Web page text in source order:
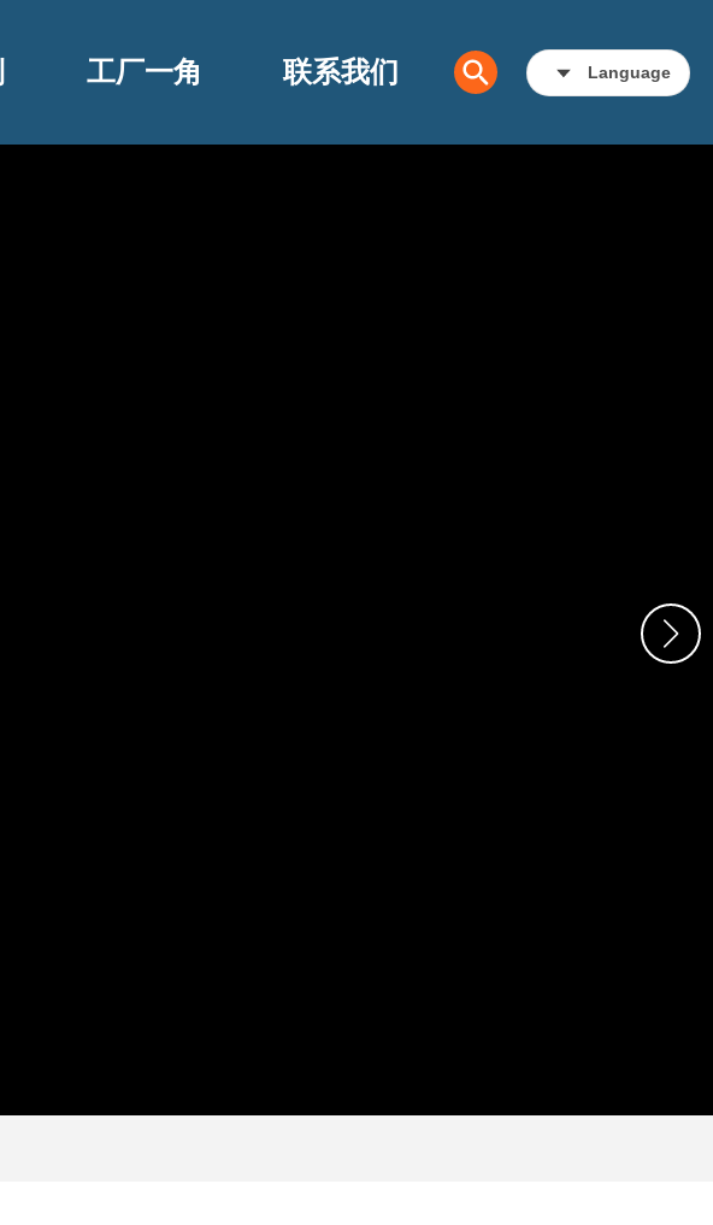
工厂一角 联系我们 Language